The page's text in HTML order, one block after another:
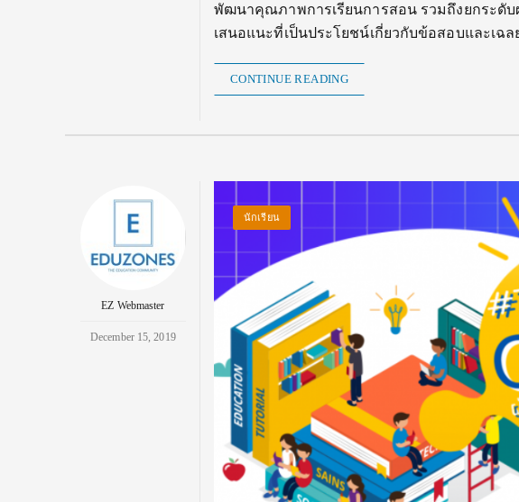
พัฒนาคุณภาพการเรียนการสอน รวมถึงยกระดั
เสนอแนะที่เป็นประโยชน์เกี่ยวกับข้อสอบและเฉ
CONTINUE READING
EZ Webmaster
December 15, 2019
นักเรียน